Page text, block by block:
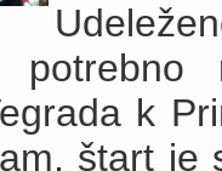
k
štart je